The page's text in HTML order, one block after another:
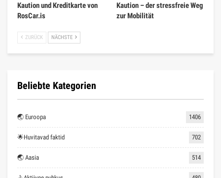
Kaution und Kreditkarte von
RosCar.is
Kaution – der stressfreie Weg
zur Mobilität
ZURÜCK NÄCHSTE
Beliebte Kategorien
🌏 Euroopa 1406
🌟Huvitavad faktid 702
🌏 Aasia 514